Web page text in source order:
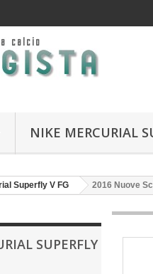
NIKE MERCURIAL
Superfly V FG 2016 Nuove
SUPERFLY